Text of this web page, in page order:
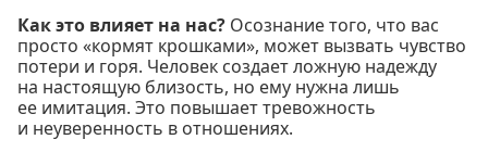
Как это влияет на нас? Осознание того, что вас
просто «кормят крошками», может вызвать чувство
потери и горя. Человек создает ложную надежду
на настоящую близость, но ему нужна лишь
ее имитация. Это повышает тревожность
и неуверенность в отношениях.